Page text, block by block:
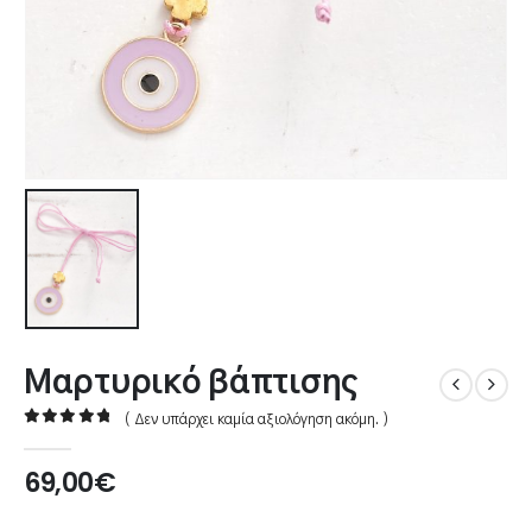
Μαρτυρικό βάπτισης
( Δεν υπάρχει καμία αξιολόγηση ακόμη. )
69,00€